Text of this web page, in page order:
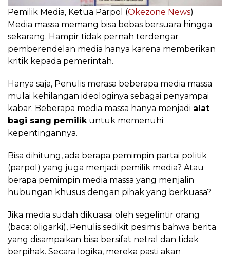
Pemilik Media, Ketua Parpol (Okezone News)
Media massa memang bisa bebas bersuara hingga
sekarang. Hampir tidak pernah terdengar
pemberendelan media hanya karena memberikan
kritik kepada pemerintah.
Hanya saja, Penulis merasa beberapa media massa
mulai kehilangan ideologinya sebagai penyampai
kabar. Beberapa media massa hanya menjadi alat
bagi sang pemilikuntuk memenuhi
kepentingannya.
Bisa dihitung, ada berapa pemimpin partai politik
(parpol) yang juga menjadi pemilik media? Atau
berapa pemimpin media massa yang menjalin
hubungan khusus dengan pihak yang berkuasa?
Jika media sudah dikuasai oleh segelintir orang
(baca: oligarki), Penulis sedikit pesimis bahwa berita
yang disampaikan bisa bersifat netral dan tidak
berpihak. Secara logika, mereka pasti akan